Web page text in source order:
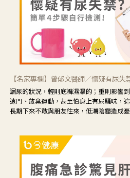
【名家專欄】曾郁文醫師／懷疑有尿失
漏尿的狀況，輕則底褲濕濕的；重則影響
遠門、放棄運動，甚至怕身上有尿騷味，
長期下來不敢與朋友往來，低潮陰霾造成憂